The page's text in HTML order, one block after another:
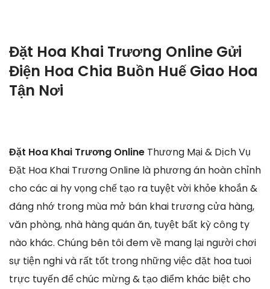
Đặt Hoa Khai Trương Online Gửi
Điện Hoa Chia Buồn Huế Giao Hoa
Tận Nơi
Đặt Hoa Khai Trương Online Thương Mại & Dịch Vụ
Đặt Hoa Khai Trương Online là phương án hoàn chỉnh
cho các ai hy vọng chế tạo ra tuyệt vời khỏe khoắn &
đáng nhớ trong mùa mở bán khai trương cửa hàng,
văn phòng, nhà hàng quán ăn, tuyệt bất kỳ công ty
nào khác. Chúng bên tôi đem về mang lại người chơi
sự tiện nghi và rất tốt trong những việc đặt hoa tuoi
trực tuyến để chúc mừng & tạo điểm khác biệt cho